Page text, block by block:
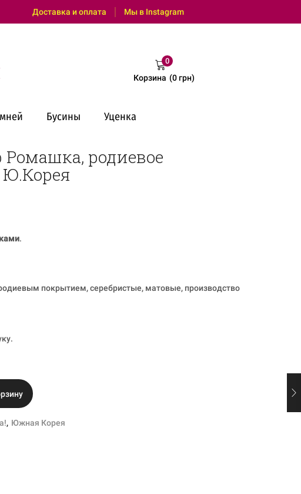
поддержка: (095) 0 600 550 (Viber, Telegram, с 9:00 до 18:00)
Доставка и оплата Мы в Instagram
0
Корзина (0грн)
Бусины Уценка
Ромашка, родиевое
.
покрытием, серебристые, матовые, производство
, Южная Корея